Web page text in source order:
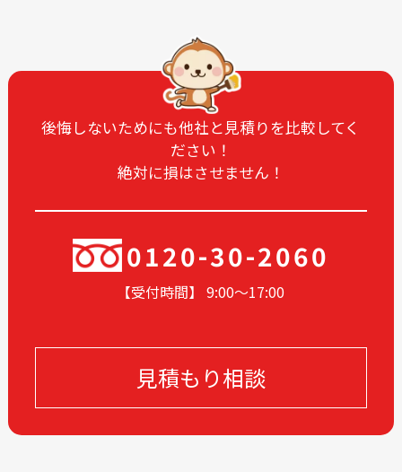
2024-11
2024-10
2024-09
2024-05
2024-04
2024-03
2024-02
2023-12
2023-11
2023-09
2023-06
2023-05
2023-03
2023-02
2023-01
2022-12
2022-11
後悔しないためにも他社と見積りを比較してく
ださい！
絶対に損はさせません！
0120-30-2060
【受付時間】 9:00〜17:00
見積もり相談